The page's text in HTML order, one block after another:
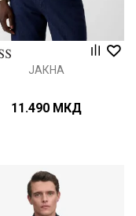
ЈАКНА
11.490 МКД